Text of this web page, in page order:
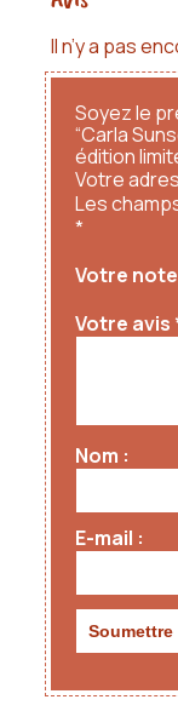
Il n’y a pas
Soyez le
“Carla
édition
Votre
Les
*
Votre note
Votre avis
Nom
E-mail